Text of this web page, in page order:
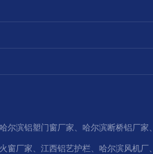
哈尔滨铝塑门窗厂家、 哈尔滨断桥铝厂家、
窗厂家、 江西铝艺护栏、 哈尔滨风机厂、